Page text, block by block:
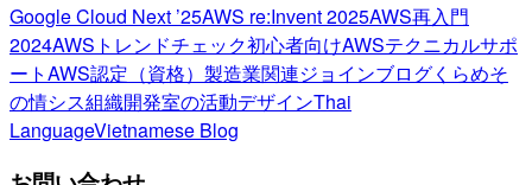
Google Cloud Next ’25AWS re:Invent 2025AWS再入門
2024AWSトレンドチェック初心者向けAWSテクニカルサポ
ートAWS認定（資格） 製造業関連ジョインブログくらめそ
の情シス組織開発室の活動デザインThai
LanguageVietnamese Blog